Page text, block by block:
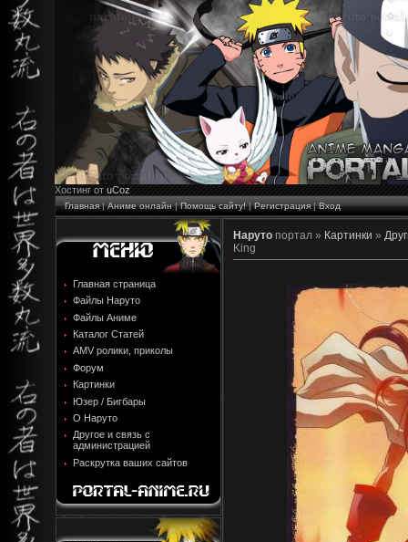
Хостинг от uCoz
Главная|Аниме онлайн|Помощь сайту!|Регистрация|Вход
Главная страница
Файлы Наруто
Файлы Аниме
Каталог Статей
AMV ролики, приколы
Форум
Картинки
Юзер / Бигбары
О Наруто
Другое и связь с
администрацией
Раскрутка ваших сайтов
Наруто портал » Картинки »
King